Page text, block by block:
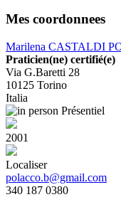
Mes coordonnees
Marilena CASTALDI
Praticien(ne) certifié(e)
Via G.Baretti 28
10125 Torino
Italia
Présentiel
2001
Localiser
polacco.b@gmail.com
340 187 0380